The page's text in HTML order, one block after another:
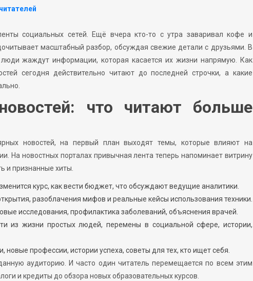
социальных сетей. Ещё вчера кто-то с утра заваривал кофе и
масштабный разбор, обсуждая свежие детали с друзьями. В
жаждут информации, которая касается их жизни напрямую. Как
сегодня действительно читают до последней строчки, а какие
что читают больше
новостей, на первый план выходят темы, которые влияют на
новостных порталах привычная лента теперь напоминает витрину
и признанные хиты.
курс, как вести бюджет, что обсуждают ведущие аналитики.
разоблачения мифов и реальные кейсы использования техники.
исследования, профилактика заболеваний, объяснения врачей.
из жизни простых людей, перемены в социальной сфере, истории,
профессии, истории успеха, советы для тех, кто ищет себя.
аудиторию. И часто один читатель перемещается по всем этим
и кредиты до обзора новых образовательных курсов.